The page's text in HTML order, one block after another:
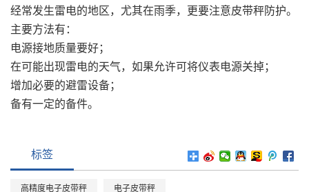
经常发生雷电的地区，尤其在雨季，更要注意皮带秤防护。
主要方法有：
电源接地质量要好；
在可能出现雷电的天气，如果允许可将仪表电源关掉；
增加必要的避雷设备；
备有一定的备件。
标签
高精度电子皮带秤 电子皮带秤